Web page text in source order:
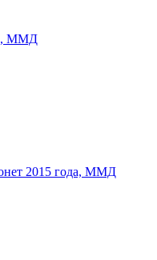
ММД
2015 года, ММД